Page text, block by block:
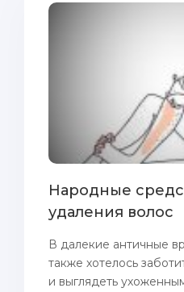
Народные
удаления волос
В далекие античные
также хотелось
и выглядеть